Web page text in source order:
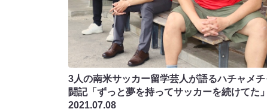
3人の南米サッカー留学芸人が語るハチャメ
闘記「ずっと夢を持ってサッカーを続けてた」
2021.07.08